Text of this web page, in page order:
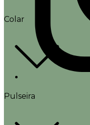
Colar
Pulseira